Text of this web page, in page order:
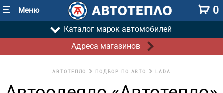
Меню 0
Каталог марок автомобилей
Адреса магазинов
АВТОТЕПЛО ПОДБОР ПО АВТО LADA